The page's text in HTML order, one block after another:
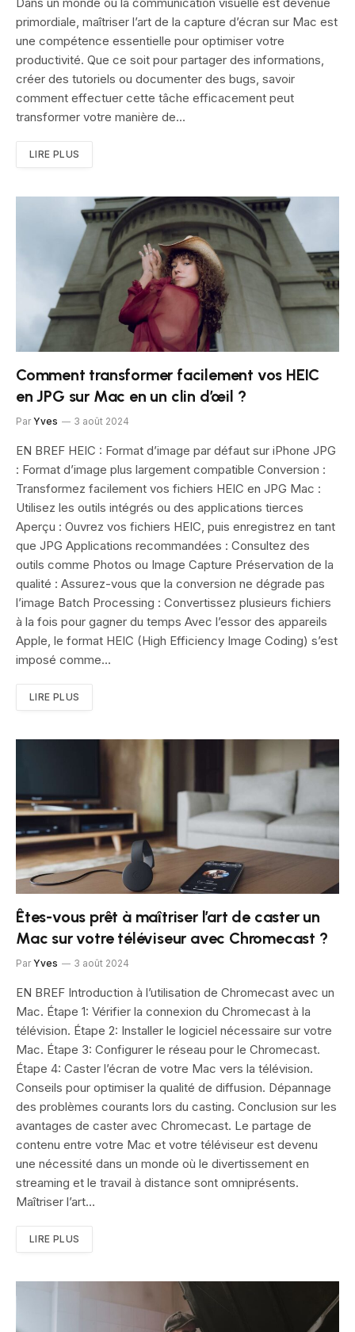
Dans un monde où la communication visuelle est devenue
primordiale, maîtriser l’art de la capture d’écran sur Mac est
une compétence essentielle pour optimiser votre
productivité. Que ce soit pour partager des informations,
créer des tutoriels ou documenter des bugs, savoir
comment effectuer cette tâche efficacement peut
transformer votre manière de…
LIRE PLUS
Comment transformer facilement vos HEIC
en JPG sur Mac en un clin d’œil ?
Par Yves 3 août 2024
EN BREF HEIC : Format d’image par défaut sur iPhone JPG
: Format d’image plus largement compatible Conversion :
Transformez facilement vos fichiers HEIC en JPG Mac :
Utilisez les outils intégrés ou des applications tierces
Aperçu : Ouvrez vos fichiers HEIC, puis enregistrez en tant
que JPG Applications recommandées : Consultez des
outils comme Photos ou Image Capture Préservation de la
qualité : Assurez-vous que la conversion ne dégrade pas
l’image Batch Processing : Convertissez plusieurs fichiers
à la fois pour gagner du temps Avec l’essor des appareils
Apple, le format HEIC (High Efficiency Image Coding) s’est
imposé comme…
LIRE PLUS
Êtes-vous prêt à maîtriser l’art de caster un
Mac sur votre téléviseur avec Chromecast ?
Par Yves 3 août 2024
EN BREF Introduction à l’utilisation de Chromecast avec un
Mac. Étape 1: Vérifier la connexion du Chromecast à la
télévision. Étape 2: Installer le logiciel nécessaire sur votre
Mac. Étape 3: Configurer le réseau pour le Chromecast.
Étape 4: Caster l’écran de votre Mac vers la télévision.
Conseils pour optimiser la qualité de diffusion. Dépannage
des problèmes courants lors du casting. Conclusion sur les
avantages de caster avec Chromecast. Le partage de
contenu entre votre Mac et votre téléviseur est devenu
une nécessité dans un monde où le divertissement en
streaming et le travail à distance sont omniprésents.
Maîtriser l’art…
LIRE PLUS